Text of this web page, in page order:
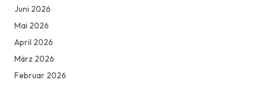
Juni 2026
Mai 2026
April 2026
März 2026
Februar 2026